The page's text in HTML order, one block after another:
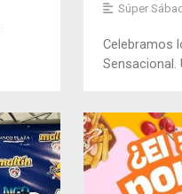
Súper
Celebramos
Sensacional.